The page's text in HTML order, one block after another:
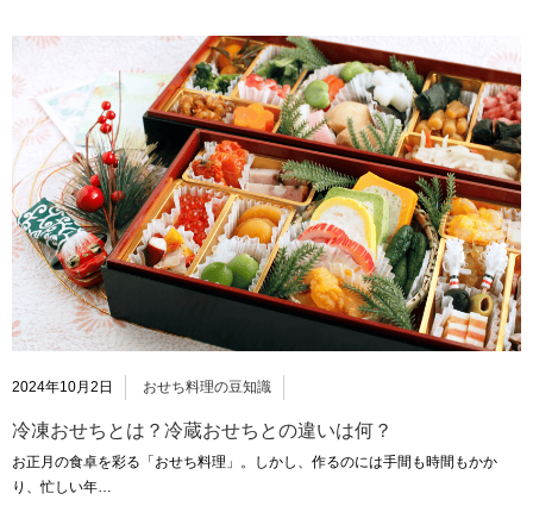
2024年10月2日 おせち料理の豆知識
冷凍おせちとは？冷蔵おせちとの違いは何？
お正月の食卓を彩る「おせち料理」。しかし、作るのには手間も時間もかか
り、忙しい年…